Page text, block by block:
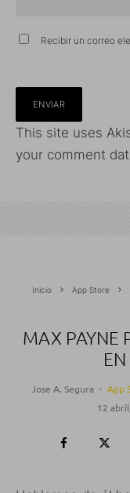
Recibir un correo
This site uses
your comment
Inicio App Store
MAX PAYNE
Jose A. Segura · App
12